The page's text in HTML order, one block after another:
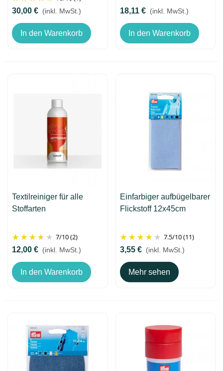
30,00 € (inkl. MwSt.)
In den Warenkorb
18,11 € (inkl. MwSt.)
In den Warenkorb
Textilreiniger für alle
Stoffarten
7/10(2)
12,00 € (inkl. MwSt.)
In den Warenkorb
Einfarbiger aufbügelbarer
Flickstoff 12x45cm
7.5/10(11)
3,55 € (inkl. MwSt.)
Mehr sehen